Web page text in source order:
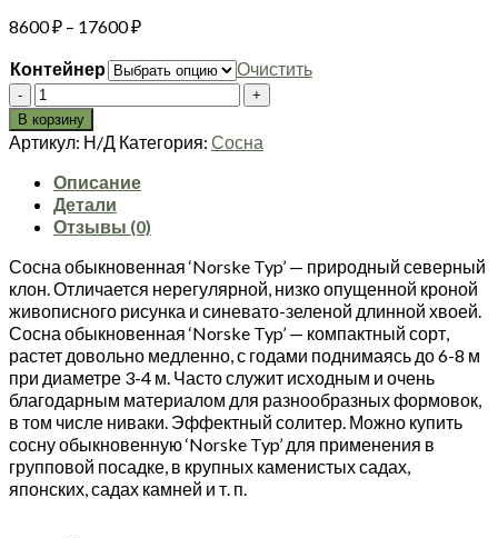
8600₽ – 17600₽Диапазон
8600 ₽
Контейнер
Очистить
Количество
товара
Сосна
Norske
Typ
(ЗКС)
В корзину
Артикул: Н/Д Категория: Сосна
Описание
Детали
Отзывы (0)
Сосна обыкновенная ‘Norske Typ’ — природный северный
клон. Отличается нерегулярной, низко опущенной кроной
живописного рисунка и синевато-зеленой длинной хвоей.
Сосна обыкновенная ‘Norske Typ’ — компактный сорт,
растет довольно медленно, с годами поднимаясь до 6-8 м
при диаметре 3-4 м. Часто служит исходным и очень
благодарным материалом для разнообразных формовок,
в том числе ниваки. Эффектный солитер. Можно купить
сосну обыкновенную ‘Norske Typ’ для применения в
групповой посадке, в крупных каменистых садах,
японских, садах камней и т. п.